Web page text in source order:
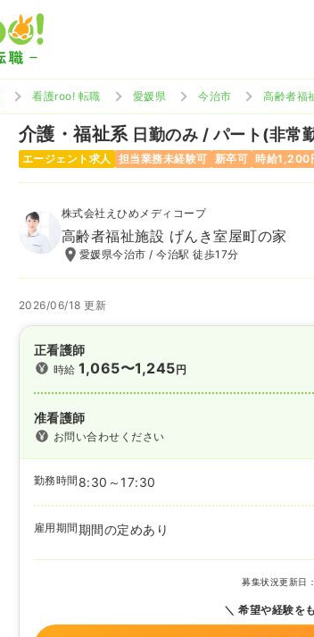
看護roo! 転職 愛媛県 今治市 高齢者福
介護・福祉系 日勤のみ / パート(非常
エージェント求人 担当業務未経験可 新卒可 時給1,200
株式会社えひめメディコープ
高齢者福祉施設 げんき室屋町の家
愛媛県今治市 / 今治駅 徒歩17分
2026/06/18 更新
正看護師
時給1,065〜1,245円
准看護師
お問い合わせください
勤務時間 8:30～17:30
雇用期間期間の定めあり
募集状況更新日：
希望や経験を